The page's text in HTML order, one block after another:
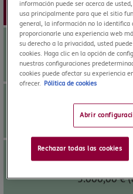
Asistencia médica:
5.000,00 €
información puede ser acerca de
usa principalmente para que el sitio
general, la información no lo identifica
proporcionarle una experiencia web
su derecho a la privacidad, usted
cookies. Haga clic en la opción de
nuestras configuraciones
cookies puede afectar su experiencia
ofrecer.
Pólitica de cookies
Abrir
Rechazar todas las cookies